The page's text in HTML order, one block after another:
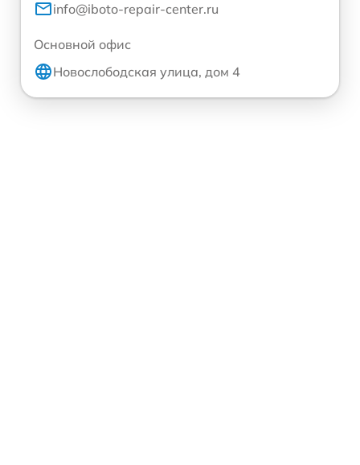
info@iboto-repair-center.ru
Основной офис
Новослободская улица, дом 4